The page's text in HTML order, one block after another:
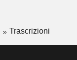
Trascrizioni